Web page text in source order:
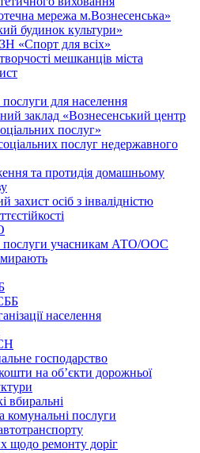
мережа м.Вознесенська»
будинок культури»
«Спорт для всіх»
мешканців міста
послуги для населення
заклад «Вознесенський центр
послуг»
послуг недержавного
та протидія домашньому
захист осіб з інвалідністю
послуги учасникам АТО/ООС
населення
господарство
на об’єкти дорожньої
вбиральні
комунальні послуги
щодо ремонту доріг